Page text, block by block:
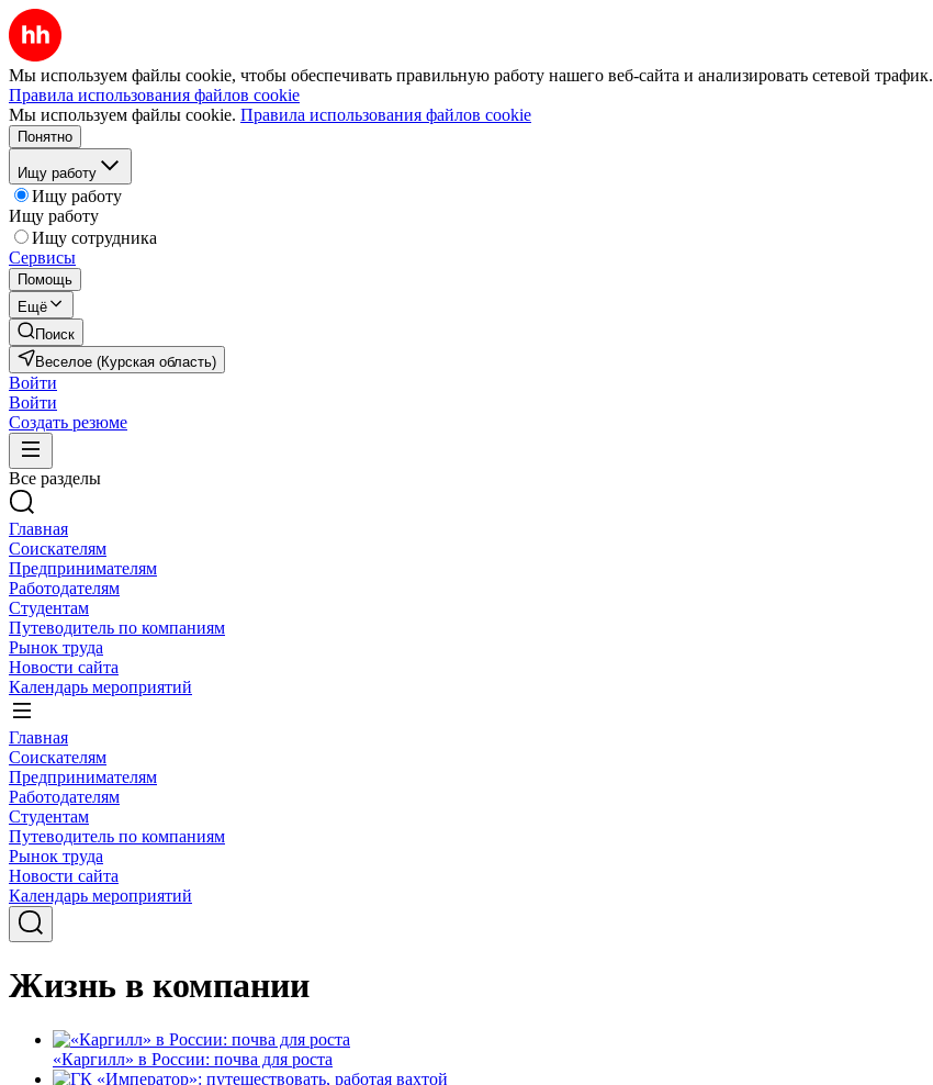
Мы используем файлы cookie, чтобы обеспечивать правильную работу нашего веб-сайта и анализировать сетевой трафик.
Правила использования файлов cookie
Мы используем файлы cookie. Правила использования файлов cookie
Понятно
Ищу работу
Ищу работу
Ищу работу
Ищу сотрудника
Сервисы
Помощь
Ещё
Поиск
Веселое (Курская область)
Войти
Войти
Создать резюме
Все разделы
Главная
Соискателям
Предпринимателям
Работодателям
Студентам
Путеводитель по компаниям
Рынок труда
Новости сайта
Календарь мероприятий
Главная
Соискателям
Предпринимателям
Работодателям
Студентам
Путеводитель по компаниям
Рынок труда
Новости сайта
Календарь мероприятий
Жизнь в компании
«Каргилл» в России: почва для роста